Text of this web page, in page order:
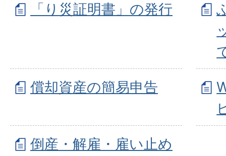
「り災証明書」の発行
償却資産の簡易申告
倒産・解雇・雇い止め